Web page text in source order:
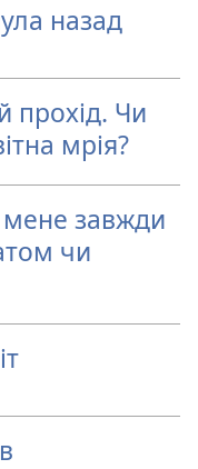
назад
прохід. Чи
мрія?
завжди
чи